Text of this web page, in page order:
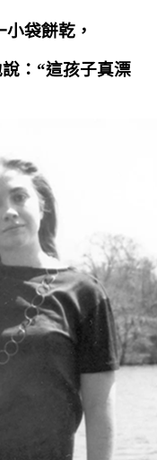
袋餅乾，
：“這孩子真漂